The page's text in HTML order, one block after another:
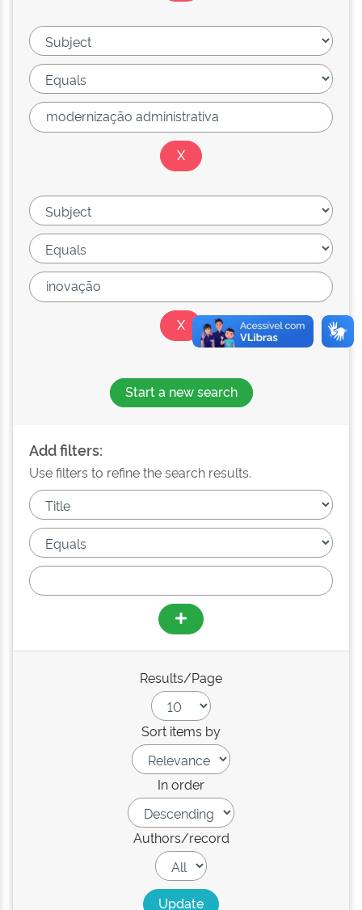
Start a new search
Add filters:
Use filters to refine the search results.
Results/Page
Sort items by
In order
Authors/record